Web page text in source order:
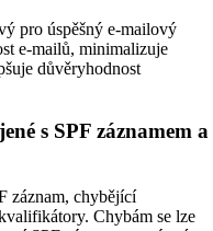
pro úspěšný e-mailový
e-mailů, minimalizuje
důvěryhodnost
s SPF záznamem a
záznam, chybějící
Chybám se lze